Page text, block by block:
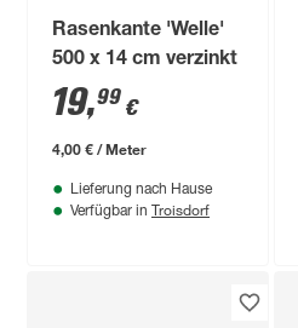
Rasenkante 'Welle'
500 x 14 cm verzinkt
19,99 €
4,00 € / Meter
Lieferung nach Hause
Verfügbar in Troisdorf